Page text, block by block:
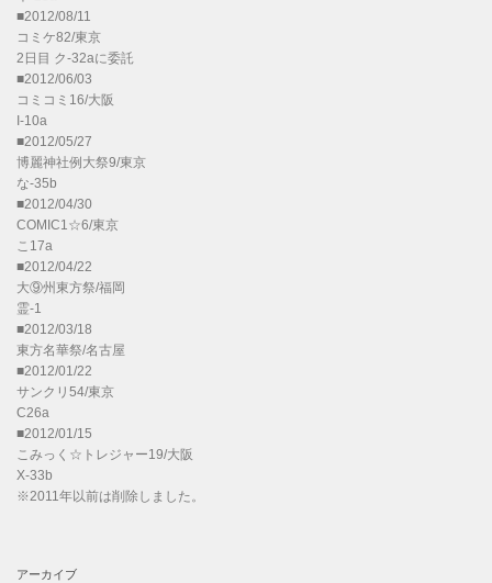
■2012/08/11
コミケ82/東京
2日目 ク-32aに委託
■2012/06/03
コミコミ16/大阪
I-10a
■2012/05/27
博麗神社例大祭9/東京
な-35b
■2012/04/30
COMIC1☆6/東京
こ17a
■2012/04/22
大⑨州東方祭/福岡
霊-1
■2012/03/18
東方名華祭/名古屋
■2012/01/22
サンクリ54/東京
C26a
■2012/01/15
こみっく☆トレジャー19/大阪
X-33b
※2011年以前は削除しました。
アーカイブ